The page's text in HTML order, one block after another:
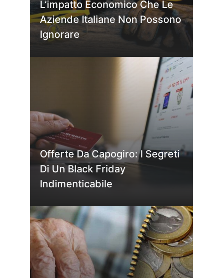
L’impatto Economico Che Le
Aziende Italiane Non Possono
Ignorare
Offerte Da Capogiro: I Segreti
Di Un Black Friday
Indimenticabile